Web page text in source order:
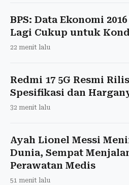
BPS: Data Ekonomi
Lagi Cukup untuk
22 menit lalu
Redmi 17 5G Resmi
Spesifikasi dan
32 menit lalu
Ayah Lionel Messi
Dunia, Sempat
Perawatan Medis
51 menit lalu